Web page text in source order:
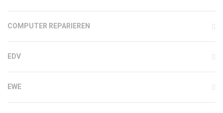
COMPUTER REPARIEREN
EDV
EWE